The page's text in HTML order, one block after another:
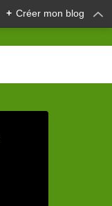
+ Créer mon blog